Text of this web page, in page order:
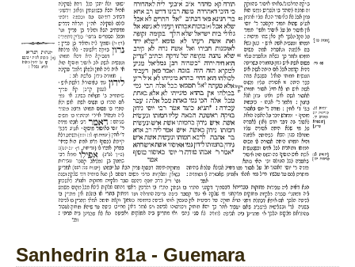
Sanhedrin 81a - Guemara